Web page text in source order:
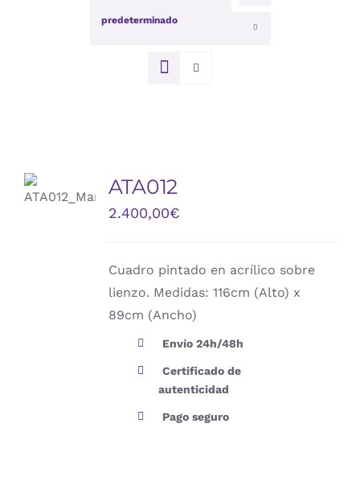
predeterminado
Mostrar
CARRITO
ATA012
2.400,00€
Cuadro pintado en acrílico sobre
lienzo. Medidas: 116cm (Alto) x
89cm (Ancho)
Envío 24h/48h
Certificado de
autenticidad
Pago seguro